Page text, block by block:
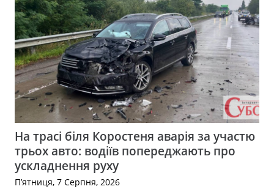
На трасі біля Коростеня аварія за участю
трьох авто: водіїв попереджають про
ускладнення руху
П’ятниця, 7 Серпня, 2026